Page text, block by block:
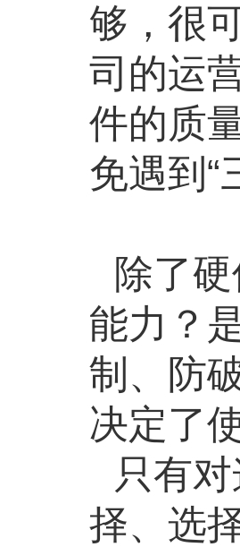
够，很
司的运
件的质
免遇到 “
除了
能力？
制、防
决定了
只有
择、选